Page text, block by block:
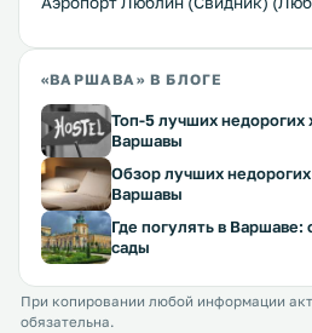
«ВАРШАВА» В БЛОГЕ
Топ-5 лучших недорогих
Варшавы
Обзор лучших
Варшавы
Где погулять в
сады
При копировании любой информации
обязательна.